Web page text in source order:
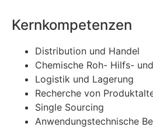
Kernkompetenzen
Distribution und Handel
Chemische Roh- Hilfs-
Logistik und Lagerung
Recherche von
Single Sourcing
Anwendungstechnische